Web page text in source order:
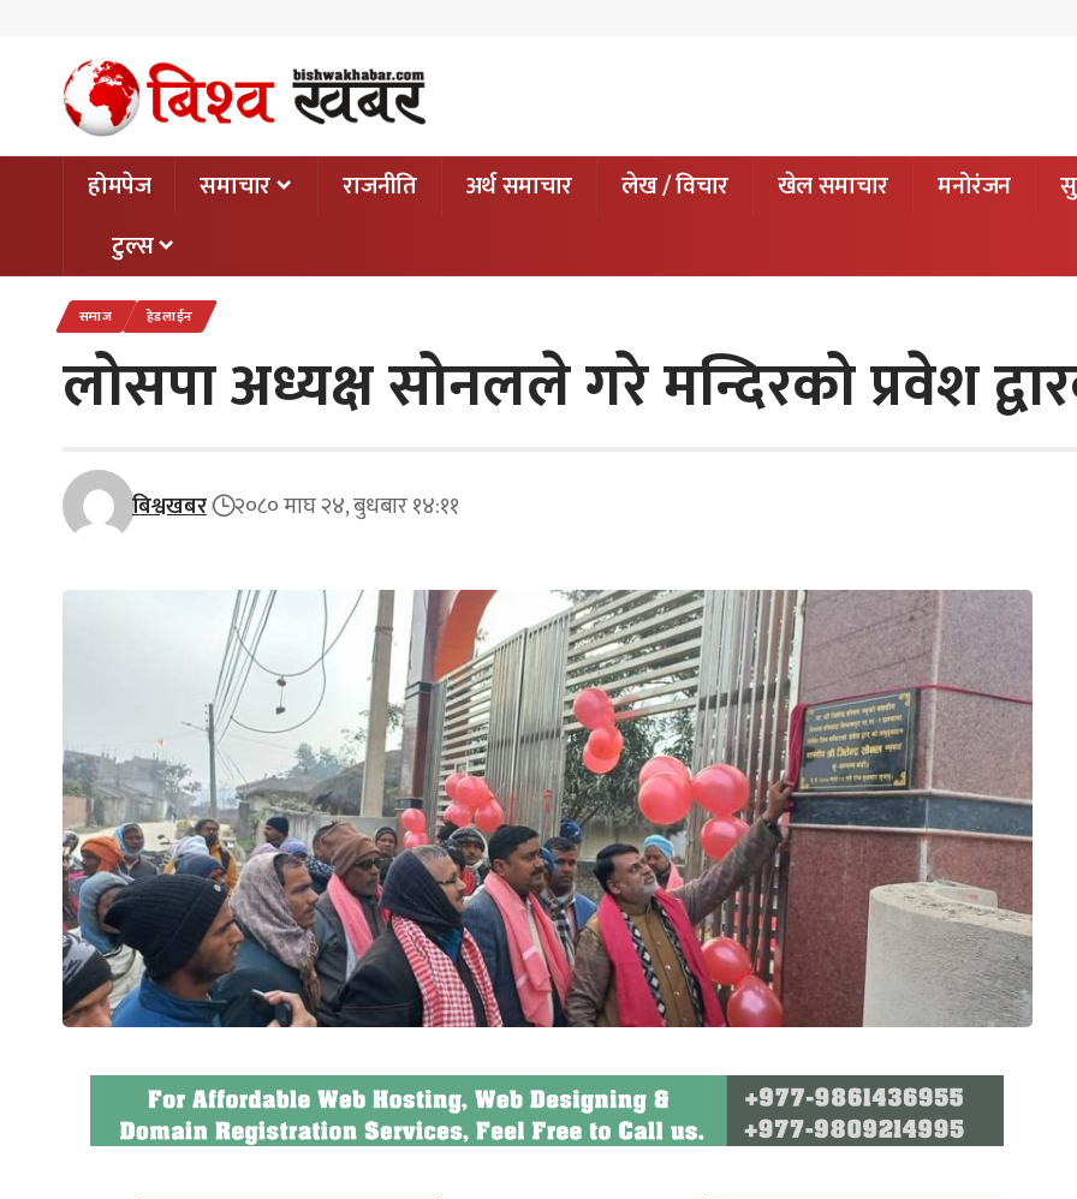
होमपेज समाचार राजनीति अर्थ समाचार लेख / विचार खेल समाचार मनोरंजन
टुल्स
समाज हेडलाईन
लोसपा अध्यक्ष सोनलले गरे मन्दिरको प्रवेश
बिश्वखबर २०८० माघ २४, बुधबार १४:११